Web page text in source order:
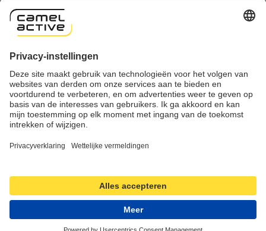
Informatie
Important links
Herroeping